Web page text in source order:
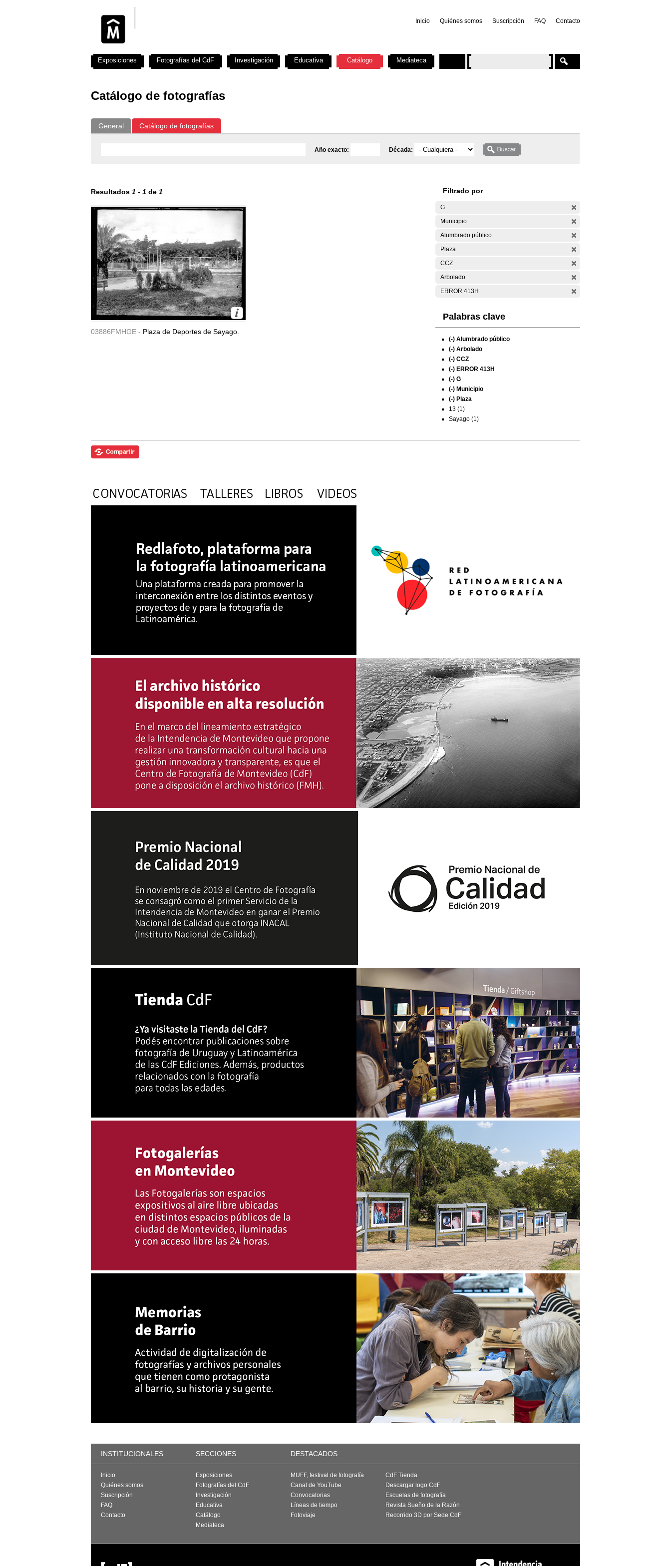
Inicio Quiénes somos Suscripción FAQ Contacto
Catálogo de fotografías
General Catálogo de fotografías
Año exacto: Década:
Resultados 1 - 1 de 1
03886FMHGE - Plaza de Deportes de Sayago.
Filtrado por
G
Municipio
Alumbrado público
Plaza
CCZ
Arbolado
ERROR 413H
Palabras clave
(-) Alumbrado público
(-) Arbolado
(-) CCZ
(-) ERROR 413H
(-) G
(-) Municipio
(-) Plaza
13 (1)
Sayago (1)
Exposiciones Fotografías del CdF Investigación Educativa Catálogo Mediateca
INSTITUCIONALES SECCIONES DESTACADOS
Inicio
Quiénes somos
Suscripción
FAQ
Contacto
Exposiciones
Fotografías del CdF
Investigación
Educativa
Catálogo
Mediateca
MUFF, festival de fotografía
Canal de YouTube
Convocatorias
Líneas de tiempo
Fotoviaje
CdF Tienda
Descargar logo CdF
Escuelas de fotografía
Revista Sueño de la Razón
Recorrido 3D por Sede CdF